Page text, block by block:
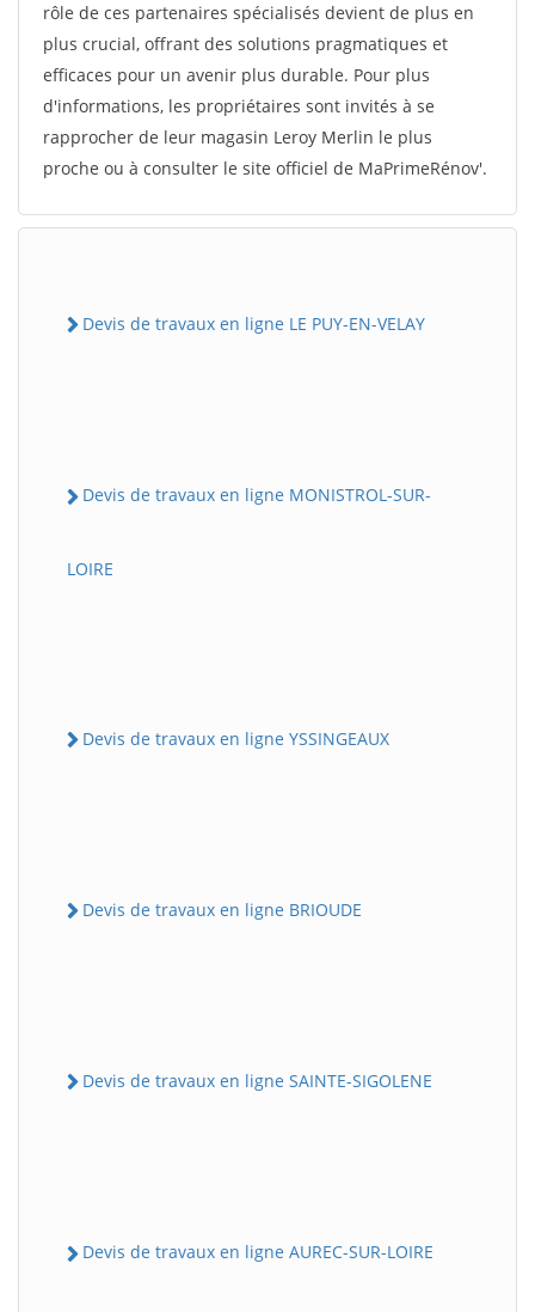
rôle de ces partenaires spécialisés devient de plus en
plus crucial, offrant des solutions pragmatiques et
efficaces pour un avenir plus durable. Pour plus
d'informations, les propriétaires sont invités à se
rapprocher de leur magasin Leroy Merlin le plus
proche ou à consulter le site officiel de MaPrimeRénov'.
Devis de travaux en ligne LE PUY-EN-VELAY
Devis de travaux en ligne MONISTROL-SUR-
LOIRE
Devis de travaux en ligne YSSINGEAUX
Devis de travaux en ligne BRIOUDE
Devis de travaux en ligne SAINTE-SIGOLENE
Devis de travaux en ligne AUREC-SUR-LOIRE